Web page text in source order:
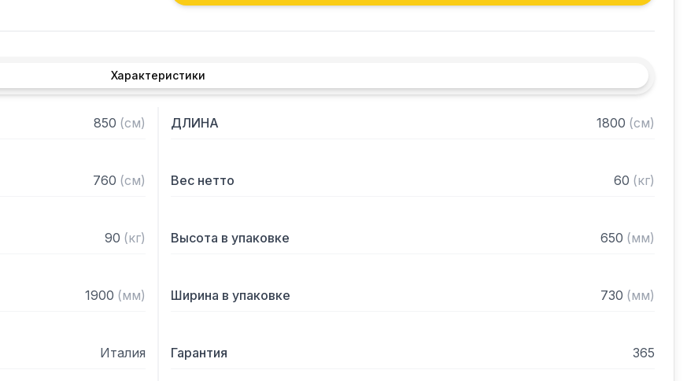
— С отверстием для сбора отходов, моечной ванной и бортиком для
защиты от брызг
— Выполнен из нержавеющей стали
Характеристики
850 (см) ДЛИНА 1800 (см)
760 (см) Вес нетто 60 (кг)
90 (кг) Высота в упаковке 650 (мм)
1900 (мм) Ширина в упаковке 730 (мм)
Италия Гарантия 365